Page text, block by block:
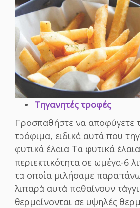
Τηγανητές τροφές
Προσπαθήστε να αποφύγετε
τρόφιμα, ειδικά αυτά που
φυτικά έλαια Τα φυτικά
περιεκτικότητα σε ωμέγα-6
τα οποία μιλήσαμε
λιπαρά αυτά παθαίνουν
θερμαίνονται σε υψηλές